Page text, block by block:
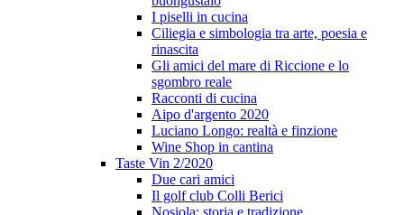
I piselli in cucina
Ciliegia e simbologia tra arte, poesia e
rinascita
Gli amici del mare di Riccione e lo
sgombro reale
Racconti di cucina
Aipo d'argento 2020
Luciano Longo: realtà e finzione
Wine Shop in cantina
Taste Vin 2/2020
Due cari amici
Il golf club Colli Berici
Nosiola: storia e tradizione